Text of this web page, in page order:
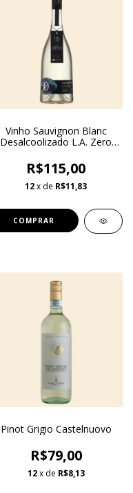
Vinho Sauvignon Blanc
Desalcoolizado L.A. Zero
R$115,00
12x de R$11,83
Pinot Grigio Castelnuovo
R$79,00
12 x de R$8,13